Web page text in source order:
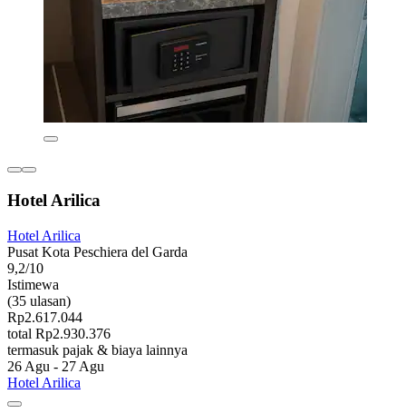
Hotel Arilica
Hotel Arilica
Pusat Kota Peschiera del Garda
9,2/10
Istimewa
(35 ulasan)
Rp2.617.044
total Rp2.930.376
termasuk pajak & biaya lainnya
26 Agu - 27 Agu
Hotel Arilica